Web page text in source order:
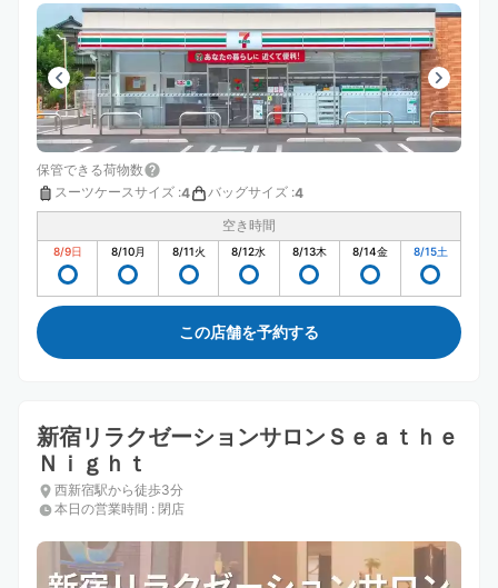
保管できる荷物数
スーツケースサイズ :4 バッグサイズ :4
空き時間
8/9日 8/10月 8/11火 8/12水 8/13木 8/14金 8/15土
この店舗を予約する
新宿リラクゼーションサロンＳｅａｔｈｅ
Ｎｉｇｈｔ
西新宿駅から徒歩3分
本日の営業時間 : 閉店